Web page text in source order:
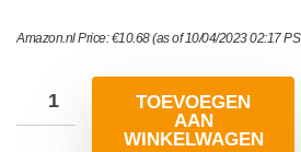
Amazon.nl Price:€10.68(as of 10/04/2023 02:17
TOEVOEGEN
AAN
WINKELWAGEN